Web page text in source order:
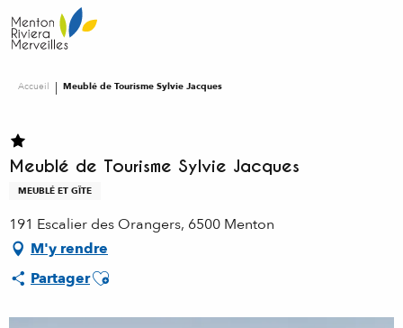
au
contenu
Accueil Meublé de Tourisme Sylvie Jacques
Meublé de Tourisme Sylvie Jacques
MEUBLÉ ET GÎTE
191 Escalier des Orangers, 6500 Menton
M'y rendre
PartagerAjouter aux favoris